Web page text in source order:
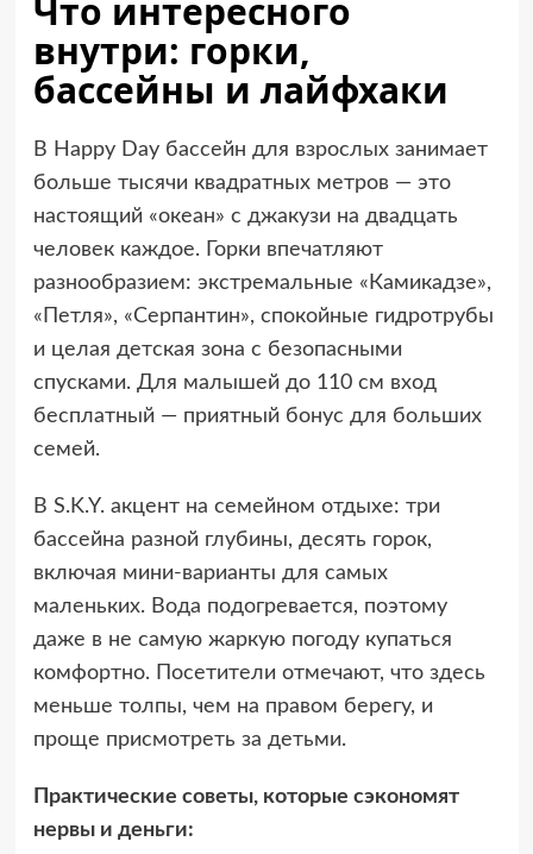
Что интересного
внутри: горки,
бассейны и лайфхаки
В Happy Day бассейн для взрослых занимает
больше тысячи квадратных метров — это
настоящий «океан» с джакузи на двадцать
человек каждое. Горки впечатляют
разнообразием: экстремальные «Камикадзе»,
«Петля», «Серпантин», спокойные гидротрубы
и целая детская зона с безопасными
спусками. Для малышей до 110 см вход
бесплатный — приятный бонус для больших
семей.
В S.K.Y. акцент на семейном отдыхе: три
бассейна разной глубины, десять горок,
включая мини-варианты для самых
маленьких. Вода подогревается, поэтому
даже в не самую жаркую погоду купаться
комфортно. Посетители отмечают, что здесь
меньше толпы, чем на правом берегу, и
проще присмотреть за детьми.
Практические советы, которые сэкономят
нервы и деньги: